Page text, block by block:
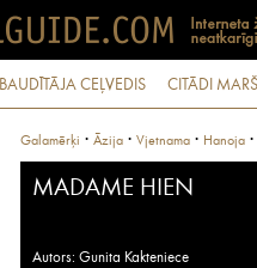
BAUDĪTĀJA CEĻVEDIS CITĀDI
Galamērķi · Āzija · Vjetnama · Hanoja ·
MADAME HIEN
Autors: Gunita Kakteniece